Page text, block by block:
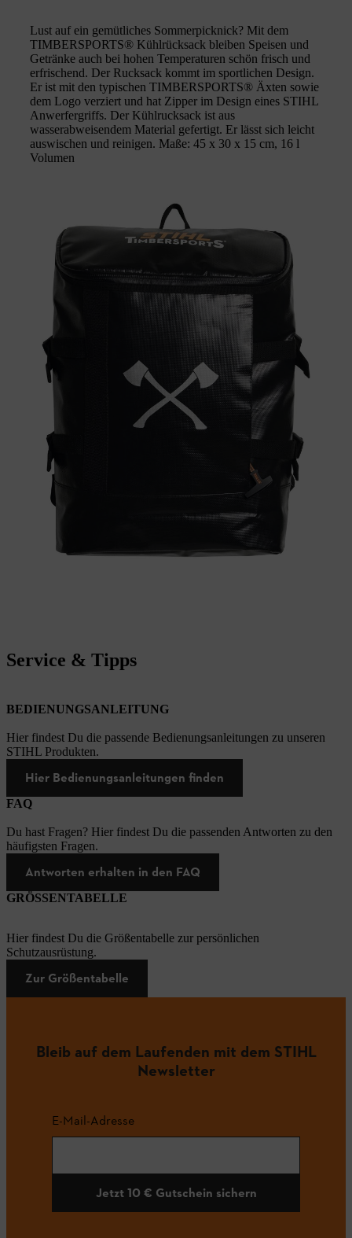
Lust auf ein gemütliches Sommerpicknick? Mit dem
TIMBERSPORTS® Kühlrücksack bleiben Speisen und
Getränke auch bei hohen Temperaturen schön frisch und
erfrischend. Der Rucksack kommt im sportlichen Design.
Er ist mit den typischen TIMBERSPORTS® Äxten sowie
dem Logo verziert und hat Zipper im Design eines STIHL
Anwerfergriffs. Der Kühlrucksack ist aus
wasserabweisendem Material gefertigt. Er lässt sich leicht
auswischen und reinigen. Maße: 45 x 30 x 15 cm, 16 l
Volumen
Service & Tipps
BEDIENUNGSANLEITUNG
Hier findest Du die passende Bedienungsanleitungen zu unseren
STIHL Produkten.
Hier Bedienungsanleitungen finden
FAQ
Du hast Fragen? Hier findest Du die passenden Antworten zu den
häufigsten Fragen.
Antworten erhalten in den FAQ
GRÖSSENTABELLE
Hier findest Du die Größentabelle zur persönlichen
Schutzausrüstung.
Zur Größentabelle
Bleib auf dem Laufenden mit dem STIHL
Newsletter
E-Mail-Adresse
Jetzt 10 € Gutschein sichern